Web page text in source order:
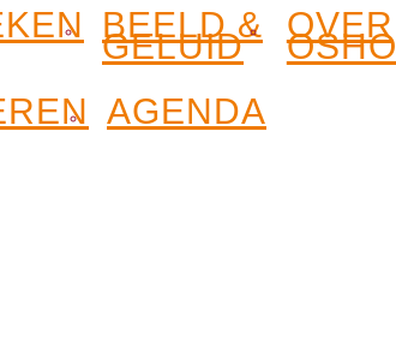
BEELD &
GELUID
OVER
OSHO
AGENDA